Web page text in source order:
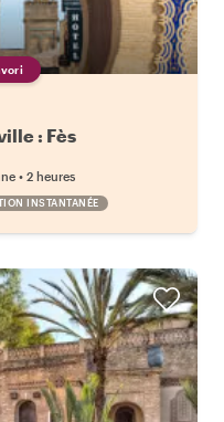
: Fès
• 2 heures
INSTANTANÉE